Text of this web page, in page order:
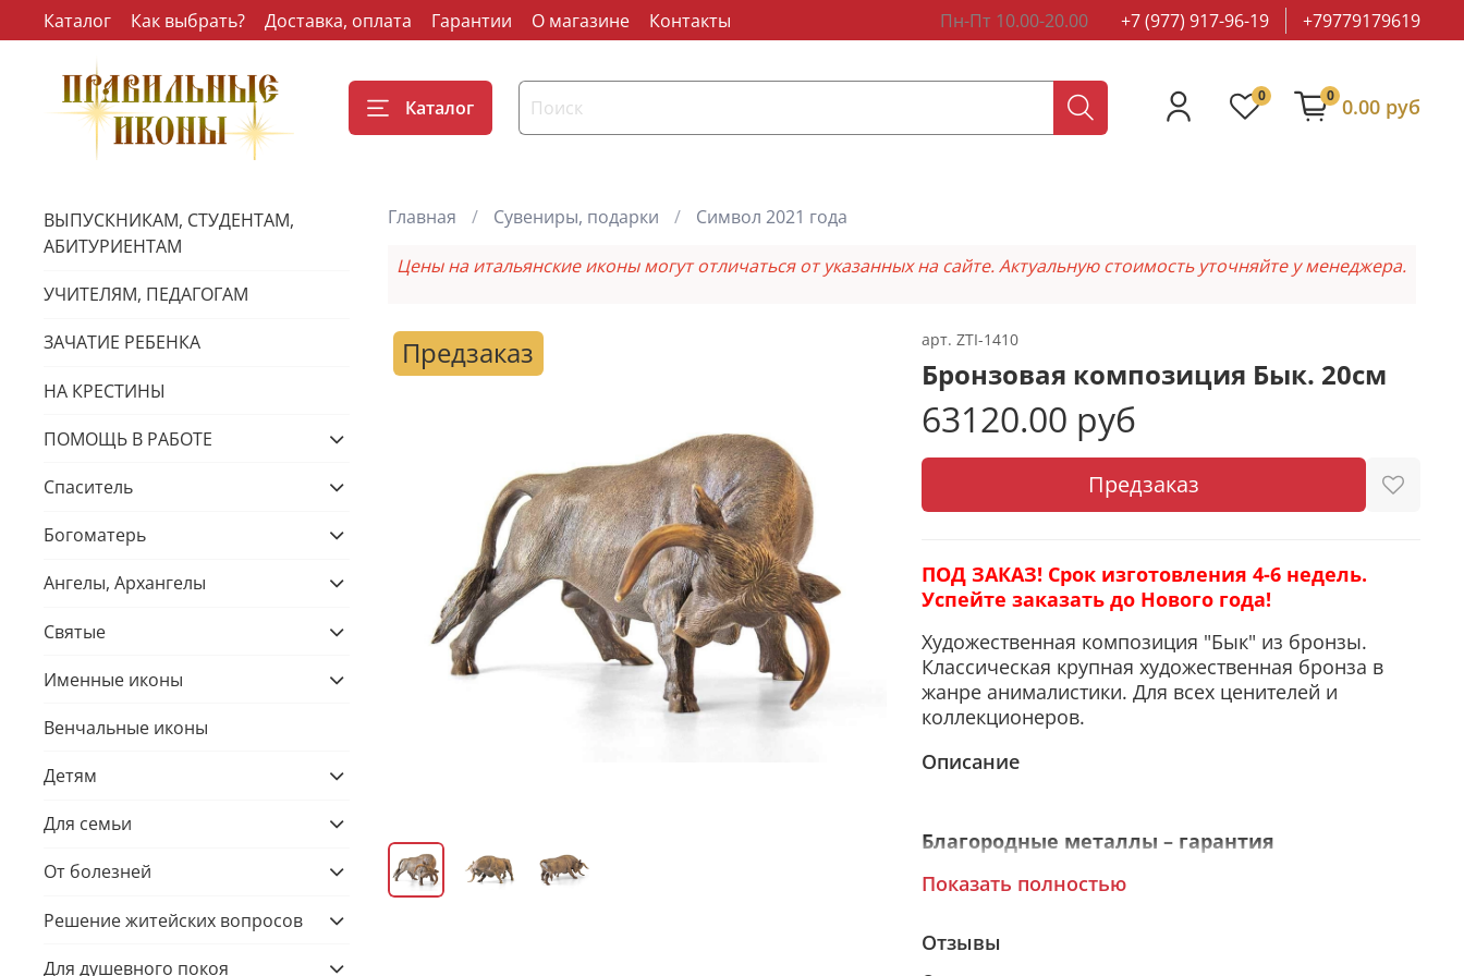
Каталог Как выбрать? Доставка, оплата Гарантии О магазине Контакты Пн-Пт 10.00-20.00 +7 (977) 917-96-19 +79779179619
Каталог
0 0 0.00 руб
Главная Сувениры, подарки Символ 2021 года
Цены на итальянские иконы могут отличаться от указанных на сайте. Актуальную стоимость уточняйте у менеджера.
Предзаказ арт. ZTI-1410
Бронзовая композиция Бык. 20см
63120.00 руб
Предзаказ
ПОД ЗАКАЗ! Срок изготовления 4-6 недель.
Успейте заказать до Нового года!
Художественная композиция "Бык" из бронзы.
Классическая крупная художественная бронза в
жанре анималистики. Для всех ценителей и
коллекционеров.
Описание
Благородные металлы – гарантия
Сувенир изготовлен из бронзы. Художественное
Показать полностью
Отзывы
ВЫПУСКНИКАМ, СТУДЕНТАМ,
АБИТУРИЕНТАМ
УЧИТЕЛЯМ, ПЕДАГОГАМ
ЗАЧАТИЕ РЕБЕНКА
НА КРЕСТИНЫ
ПОМОЩЬ В РАБОТЕ
Спаситель
Богоматерь
Ангелы, Архангелы
Святые
Именные иконы
Венчальные иконы
Детям
Для семьи
От болезней
Решение житейских вопросов
Для душевного покоя